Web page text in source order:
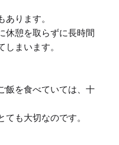
ります。
休憩を取らずに長時間
まいます。
飯を食べていては、十
も大切なのです。